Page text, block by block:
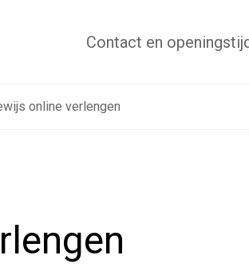
Contact en
online verlengen